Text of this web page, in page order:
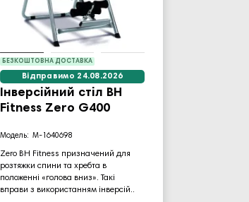
БЕЗКОШТОВНА ДОСТАВКА
Відправимо 24.08.2026
Інверсійний стіл BH
Fitness Zero G400
M-1640698
Zero BH Fitness призначений для
розтяжки спини та хребта в
положенні «голова вниз». Такі
вправи з використанням інверсій..